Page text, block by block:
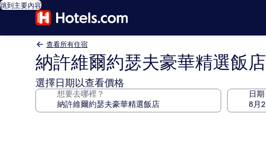
跳到主要內容
查看所有住宿
納許維爾約瑟夫豪華精選飯店
選擇日期以查看價格
想要去哪裡？ 日期